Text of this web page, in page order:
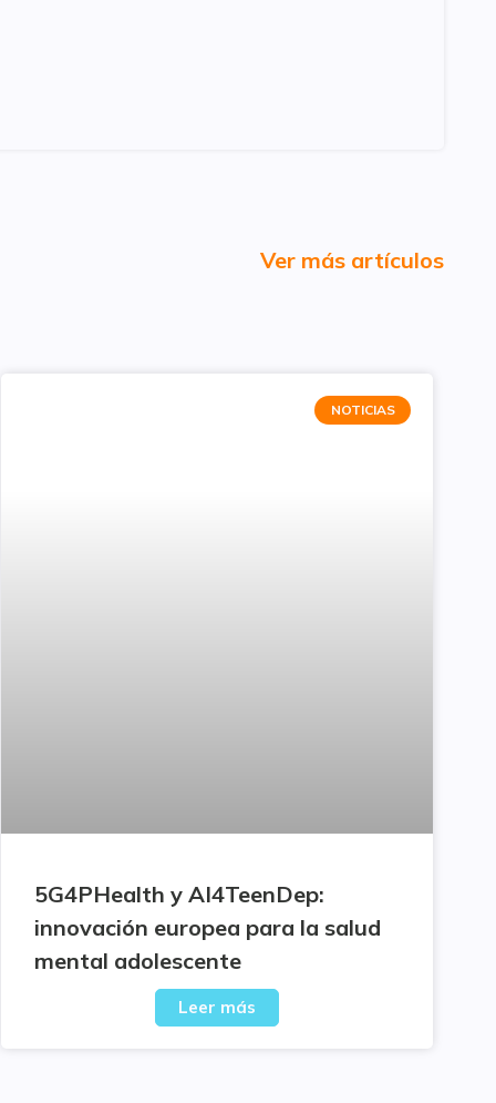
Ver más artículos
NOTICIAS
5G4PHealth y AI4TeenDep:
innovación europea para la salud
mental adolescente
Leer más